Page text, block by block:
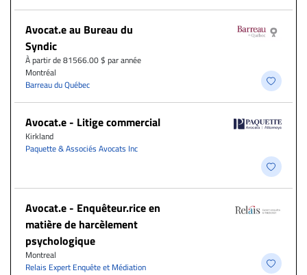
Avocat.e au Bureau du
Syndic
À partir de 81566.00 $ par année
Montréal
Barreau du Québec
Avocat.e - Litige commercial
Kirkland
Paquette & Associés Avocats Inc
Avocat.e - Enquêteur.rice en
matière de harcèlement
psychologique
Montreal
Relais Expert Enquête et Médiation